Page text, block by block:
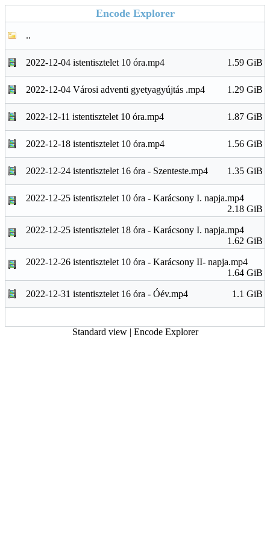
Encode Explorer
..
2022-12-04 istentisztelet 10 óra.mp4 1.59 GiB
2022-12-04 Városi adventi gyetyagyújtás .mp4 1.29 GiB
2022-12-11 istentisztelet 10 óra.mp4 1.87 GiB
2022-12-18 istentisztelet 10 óra.mp4 1.56 GiB
2022-12-24 istentisztelet 16 óra - Szenteste.mp4 1.35 GiB
2022-12-25 istentisztelet 10 óra - Karácsony I. napja.mp4
2.18 GiB
2022-12-25 istentisztelet 18 óra - Karácsony I. napja.mp4
1.62 GiB
2022-12-26 istentisztelet 10 óra - Karácsony II- napja.mp4
1.64 GiB
2022-12-31 istentisztelet 16 óra - Óév.mp4 1.1 GiB
Standard view| Encode Explorer